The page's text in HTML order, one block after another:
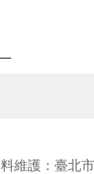
維護：臺北